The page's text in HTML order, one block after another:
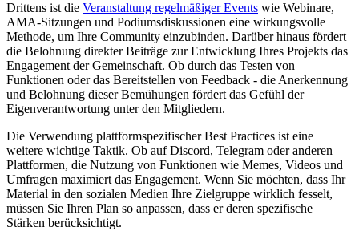
Drittens ist die Veranstaltung regelmäßiger Events wie Webinare,
AMA-Sitzungen und Podiumsdiskussionen eine wirkungsvolle
Methode, um Ihre Community einzubinden. Darüber hinaus fördert
die Belohnung direkter Beiträge zur Entwicklung Ihres Projekts das
Engagement der Gemeinschaft. Ob durch das Testen von
Funktionen oder das Bereitstellen von Feedback - die Anerkennung
und Belohnung dieser Bemühungen fördert das Gefühl der
Eigenverantwortung unter den Mitgliedern.
Die Verwendung plattformspezifischer Best Practices ist eine
weitere wichtige Taktik. Ob auf Discord, Telegram oder anderen
Plattformen, die Nutzung von Funktionen wie Memes, Videos und
Umfragen maximiert das Engagement. Wenn Sie möchten, dass Ihr
Material in den sozialen Medien Ihre Zielgruppe wirklich fesselt,
müssen Sie Ihren Plan so anpassen, dass er deren spezifische
Stärken berücksichtigt.